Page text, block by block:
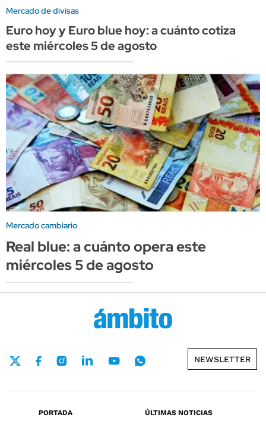
Mercado de divisas
Euro hoy y Euro blue hoy: a cuánto cotiza
este miércoles 5 de agosto
Mercado cambiario
Real blue: a cuánto opera este
miércoles 5 de agosto
NEWSLETTER
PORTADA
ÚLTIMAS NOTICIAS